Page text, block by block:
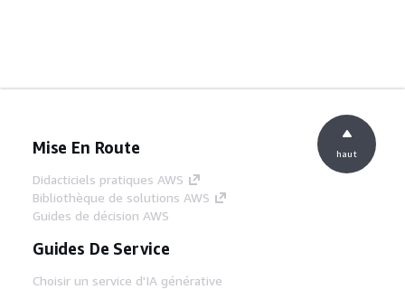
Mise En Route
Didacticiels pratiques AWS
Bibliothèque de solutions AWS
Guides de décision AWS
Guides De Service
Choisir un service d'IA générative
haut